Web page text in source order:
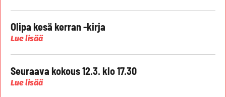
Olipa kesä kerran -kirja
Lue lisää
Seuraava kokous 12.3. klo 17.30
Lue lisää